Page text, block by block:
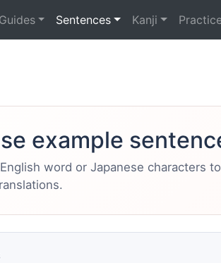
Guides Sentences Kanji
example
word or Japanese characters